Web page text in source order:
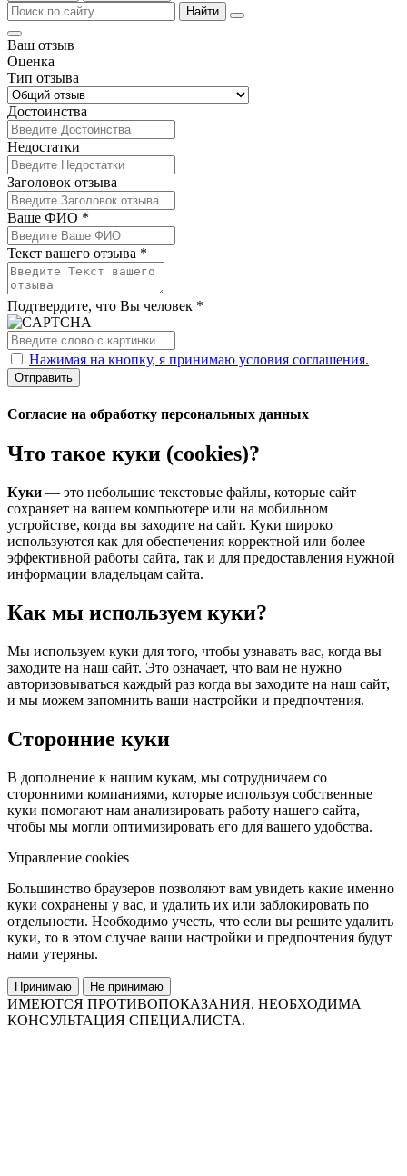
Найти
Ваш отзыв
Оценка
Тип отзыва
Достоинства
Недостатки
Заголовок отзыва
Ваше ФИО *
Текст вашего отзыва *
Подтвердите, что Вы человек *
Нажимая на кнопку, я принимаю условия соглашения.
Отправить
Согласие на обработку персональных данных
Что такое куки (cookies)?
Куки — это небольшие текстовые файлы, которые сайт
сохраняет на вашем компьютере или на мобильном
устройстве, когда вы заходите на сайт. Куки широко
используются как для обеспечения корректной или более
эффективной работы сайта, так и для предоставления нужной
информации владельцам сайта.
Как мы используем куки?
Мы используем куки для того, чтобы узнавать вас, когда вы
заходите на наш сайт. Это означает, что вам не нужно
авторизовываться каждый раз когда вы заходите на наш сайт,
и мы можем запомнить ваши настройки и предпочтения.
Сторонние куки
В дополнение к нашим кукам, мы сотрудничаем со
сторонними компаниями, которые используя собственные
куки помогают нам анализировать работу нашего сайта,
чтобы мы могли оптимизировать его для вашего удобства.
Управление cookies
Большинство браузеров позволяют вам увидеть какие именно
куки сохранены у вас, и удалить их или заблокировать по
отдельности. Необходимо учесть, что если вы решите удалить
куки, то в этом случае ваши настройки и предпочтения будут
нами утеряны.
Принимаю Не принимаю
ИМЕЮТСЯ ПРОТИВОПОКАЗАНИЯ. НЕОБХОДИМА
КОНСУЛЬТАЦИЯ СПЕЦИАЛИСТА.